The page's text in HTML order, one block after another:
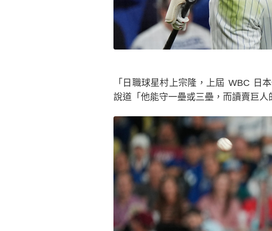
「日職球星村上宗隆，上屆 WBC 日
說道「他能守一壘或三壘，而讀賣巨人